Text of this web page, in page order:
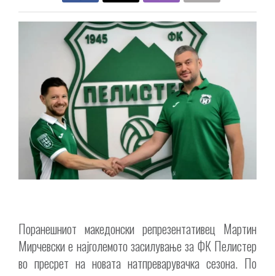
Поранешниот македонски репрезентативец Мартин
Мирчевски е најголемото засилување за ФК Пелистер
во пресрет на новата натпреварувачка сезона. По